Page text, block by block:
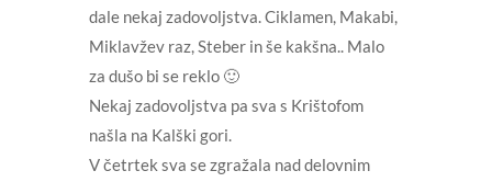
dale nekaj zadovoljstva. Ciklamen, Makabi,
Miklavžev raz, Steber in še kakšna.. Malo
za dušo bi se reklo 🙂
Nekaj zadovoljstva pa sva s Krištofom
našla na Kalški gori.
V četrtek sva se zgražala nad delovnim